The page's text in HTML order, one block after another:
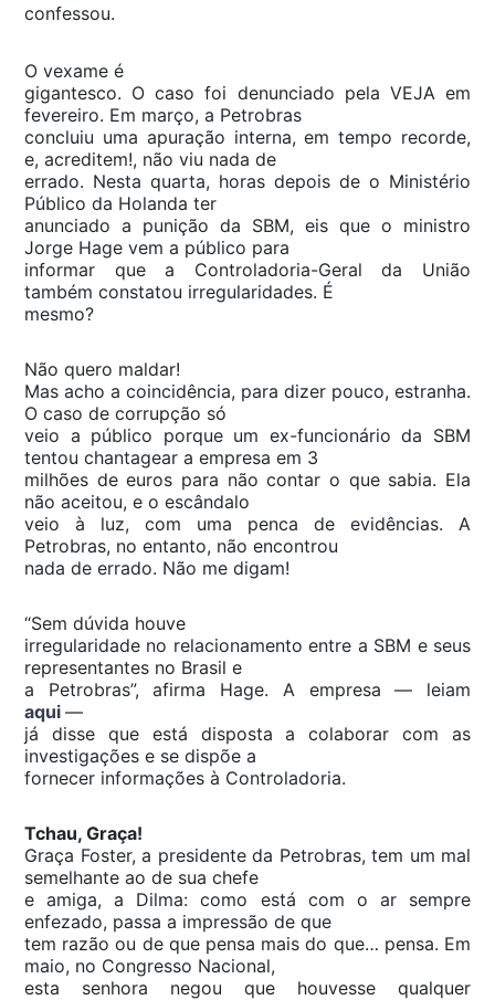
confessou.
O vexame é
gigantesco. O caso foi denunciado pela VEJA em
fevereiro. Em março, a Petrobras
concluiu uma apuração interna, em tempo recorde,
e, acreditem!, não viu nada de
errado. Nesta quarta, horas depois de o Ministério
Público da Holanda ter
anunciado a punição da SBM, eis que o ministro
Jorge Hage vem a público para
informar que a Controladoria-Geral da União
também constatou irregularidades. É
mesmo?
Não quero maldar!
Mas acho a coincidência, para dizer pouco, estranha.
O caso de corrupção só
veio a público porque um ex-funcionário da SBM
tentou chantagear a empresa em 3
milhões de euros para não contar o que sabia. Ela
não aceitou, e o escândalo
veio à luz, com uma penca de evidências. A
Petrobras, no entanto, não encontrou
nada de errado. Não me digam!
“Sem dúvida houve
irregularidade no relacionamento entre a SBM e seus
representantes no Brasil e
a Petrobras”, afirma Hage. A empresa — leiam
aqui —
já disse que está disposta a colaborar com as
investigações e se dispõe a
fornecer informações à Controladoria.
Tchau, Graça!
Graça Foster, a presidente da Petrobras, tem um mal
semelhante ao de sua chefe
e amiga, a Dilma: como está com o ar sempre
enfezado, passa a impressão de que
tem razão ou de que pensa mais do que… pensa. Em
maio, no Congresso Nacional,
esta senhora negou que houvesse qualquer